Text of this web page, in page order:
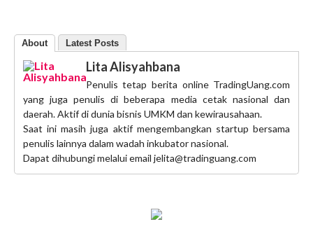
About Latest Posts
Lita Alisyahbana
Penulis tetap berita online TradingUang.com
yang juga penulis di beberapa media cetak nasional dan
daerah. Aktif di dunia bisnis UMKM dan kewirausahaan.
Saat ini masih juga aktif mengembangkan startup bersama
penulis lainnya dalam wadah inkubator nasional.
Dapat dihubungi melalui email jelita@tradinguang.com